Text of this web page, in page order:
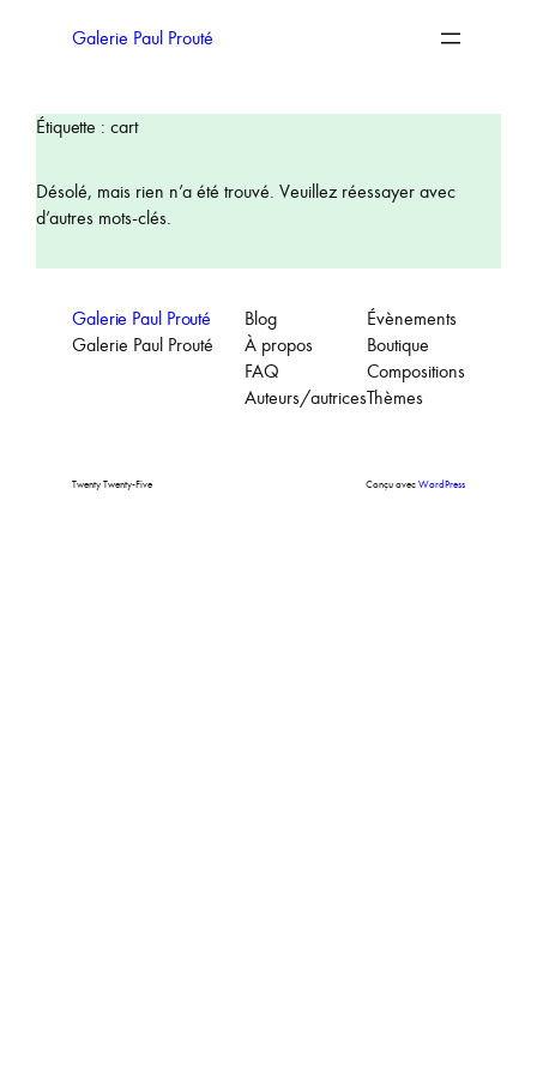
Galerie Paul Prouté
Étiquette : cart
Désolé, mais rien n’a été trouvé. Veuillez réessayer avec
d’autres mots-clés.
Galerie Paul Prouté
Galerie Paul Prouté
Blog
À propos
FAQ
Auteurs/autrices
Évènements
Boutique
Compositions
Thèmes
Twenty Twenty-Five Conçu avecWordPress